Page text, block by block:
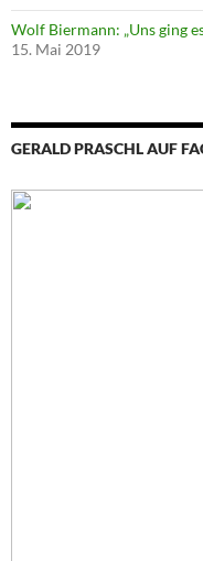
Wolf Biermann: „Uns ging
15. Mai 2019
GERALD PRASCHL AUF